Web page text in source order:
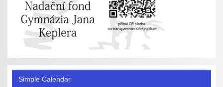
Simple Calendar